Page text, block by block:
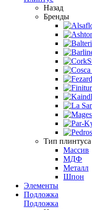
Назад
Бренды
Тип плинтуса
Массив
МДФ
Металл
Шпон
Элементы
Подложка
Подложка